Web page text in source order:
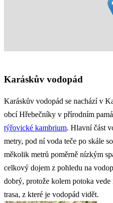
Karáskův vodopád
Karáskův vodopád se nachází v
obcí Hřebečníky v přírodním
týřovické kambrium. Hlavní část
metry, pod ní voda teče po skále
měkolik metrů poměrně nízkým
celkový dojem z pohledu na
dobrý, protože kolem potoka vede
trasa, z které je vodopád vidět.